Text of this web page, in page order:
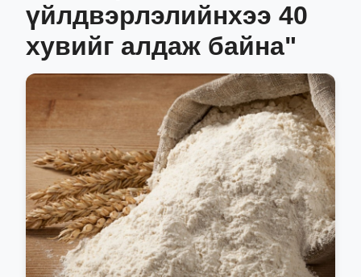
үйлдвэрлэлийнхээ 40
хувийг алдаж байна"